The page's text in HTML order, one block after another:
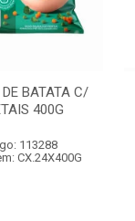
BATATA C/
400G
113288
CX.24X400G